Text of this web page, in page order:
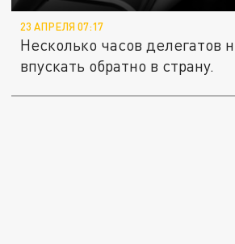
23 АПРЕЛЯ 07:17
Несколько часов делегатов
впускать обратно в страну.